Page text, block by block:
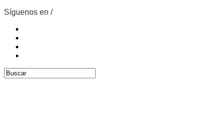
Síguenos en /